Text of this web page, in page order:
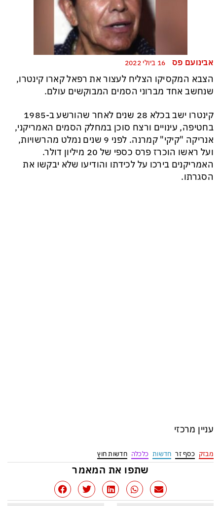
אבינועם פס
הצבא המקסיקו הצליח לעצור את רפאל קארו קינטרו,
שנחשב אחד מברוני הסמים המבוקשים עולם.
קינטרו ישב בכלא 28 שנים לאחר שהורשע ב-1985
בחטיפה, עינויים ורצח סוכן במחלק הסמים האמריקני,
אנריקה "קיקי" קמרנה. לפני 9 שנים נמלט מהרשויות,
ועל ראשו הוכרז פרס כספי של 20 מיליון דולר.
האמריקנים בירכו על לכידתו והודיעו שלא יבקשו את
הסגרתו.
עניין מרכזי
מבזק כסף זר חדשות כלכלה חדשות חוץ
שתפו את המאמר